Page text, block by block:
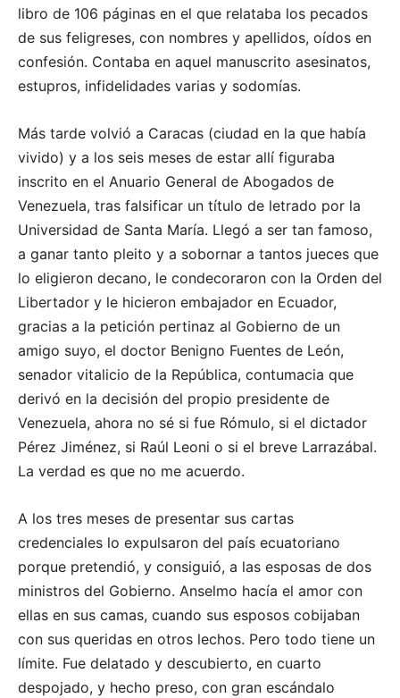
libro de 106 páginas en el que relataba los pecados
de sus feligreses, con nombres y apellidos, oídos en
confesión. Contaba en aquel manuscrito asesinatos,
estupros, infidelidades varias y sodomías.
Más tarde volvió a Caracas (ciudad en la que había
vivido) y a los seis meses de estar allí figuraba
inscrito en el Anuario General de Abogados de
Venezuela, tras falsificar un título de letrado por la
Universidad de Santa María. Llegó a ser tan famoso,
a ganar tanto pleito y a sobornar a tantos jueces que
lo eligieron decano, le condecoraron con la Orden del
Libertador y le hicieron embajador en Ecuador,
gracias a la petición pertinaz al Gobierno de un
amigo suyo, el doctor Benigno Fuentes de León,
senador vitalicio de la República, contumacia que
derivó en la decisión del propio presidente de
Venezuela, ahora no sé si fue Rómulo, si el dictador
Pérez Jiménez, si Raúl Leoni o si el breve Larrazábal.
La verdad es que no me acuerdo.
A los tres meses de presentar sus cartas
credenciales lo expulsaron del país ecuatoriano
porque pretendió, y consiguió, a las esposas de dos
ministros del Gobierno. Anselmo hacía el amor con
ellas en sus camas, cuando sus esposos cobijaban
con sus queridas en otros lechos. Pero todo tiene un
límite. Fue delatado y descubierto, en cuarto
despojado, y hecho preso, con gran escándalo